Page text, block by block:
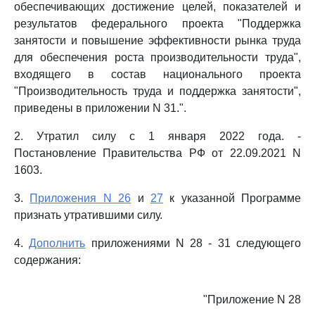
обеспечивающих достижение целей, показателей и
результатов федерального проекта "Поддержка
занятости и повышение эффективности рынка труда
для обеспечения роста производительности труда",
входящего в состав национального проекта
"Производительность труда и поддержка занятости",
приведены в приложении N 31.".
2. Утратил силу с 1 января 2022 года. -
Постановление Правительства РФ от 22.09.2021 N
1603.
3. Приложения N 26 и 27 к указанной Программе
признать утратившими силу.
4.Дополнить приложениями N 28 - 31 следующего
содержания:
"Приложение N 28